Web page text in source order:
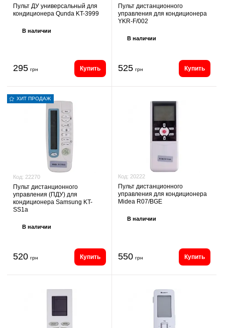
Пульт ДУ универсальный для
кондиционера Qunda KT-3999
В наличии
295 грн Купить
Пульт дистанционного
управления для кондиционера
YKR-F/002
В наличии
525 грн Купить
Код: 22270
Пульт дистанционного
управления (ПДУ) для
кондиционера Samsung KT-
SS1a
ХИТ ПРОДАЖ
В наличии
520 грн Купить
Код: 20222
Пульт дистанционного
управления для кондиционера
Midea R07/BGE
В наличии
550 грн Купить